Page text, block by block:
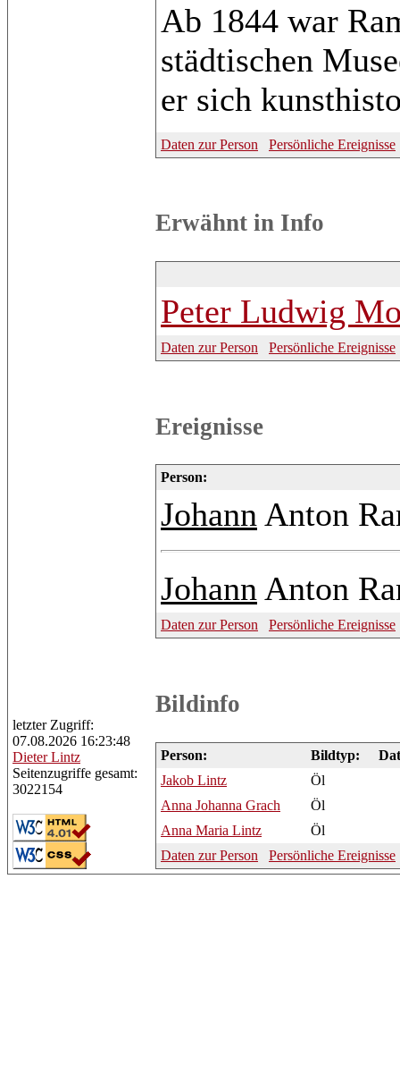
Ab 1844 war
städtischen
er sich
Daten zur Person Persönliche Ereignisse
Erwähnt in Info
Peter Ludwig
Daten zur Person Persönliche Ereignisse
Ereignisse
Person:
Johann Anton
Johann Anton
Daten zur Person Persönliche Ereignisse
Bildinfo
Person: Bildtyp:
Jakob Lintz
Öl
Anna Johanna Grach
Öl
Anna Maria Lintz
Öl
Daten zur Person
Persönliche Ereignisse
letzter Zugriff:
07.08.2026 16:23:48
DieterLintz
Seitenzugriffe gesamt:
3022154